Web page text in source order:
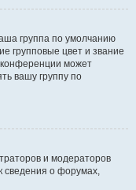
группа по умолчанию
групповые цвет и звание
может
вашу группу по
и модераторов
сведения о форумах,